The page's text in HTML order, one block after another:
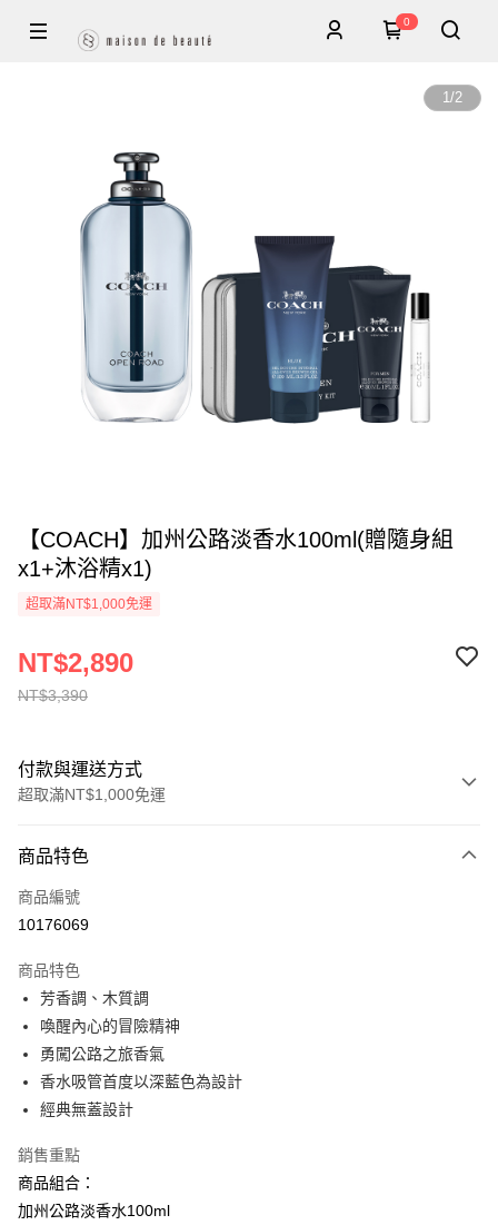
0
1/2
【COACH】加州公路淡香水100ml(贈隨身組
x1+沐浴精x1)
超取滿NT$1,000免運
NT$3,390
NT$2,890
付款與運送方式
超取滿NT$1,000免運
信用卡一次付款
ATM付款
運送方式
付款後全家取貨
每筆NT$80，滿NT$1,000(含以上)免運費
付款後萊爾富取貨
每筆NT$100，滿NT$1,000(含以上)免運費
付款後7-11取貨
每筆NT$80，滿NT$1,000(含以上)免運費
宅配(全站)
商品特色
商品編號
10176069
商品特色
芳香調、木質調
喚醒內心的冒險精神
勇闖公路之旅香氣
香水吸管首度以深藍色為設計
經典無蓋設計
銷售重點
商品組合：
加州公路淡香水100ml